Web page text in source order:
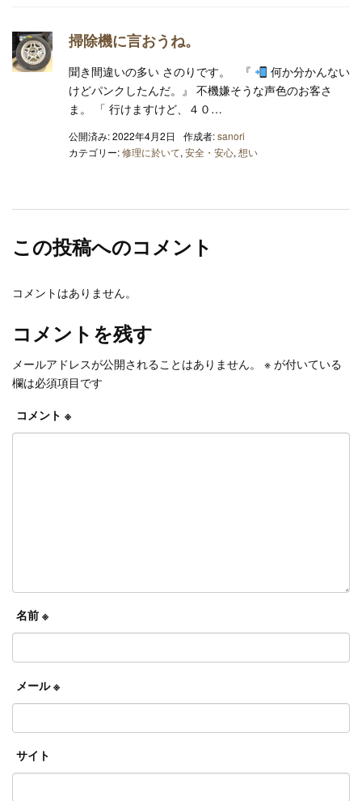
掃除機に言おうね。
聞き間違いの多い さのりです。 『
何か分かんない
けどパンクしたんだ。』 不機嫌そうな声色のお客さ
ま。 「 行けますけど、４０…
公開済み: 2022年4月2日 作成者:sanori
カテゴリー:修理に於いて, 安全・安心, 想い
この投稿へのコメント
コメントはありません。
コメントを残す
メールアドレスが公開されることはありません。 ※ が付いている
欄は必須項目です
コメント ※
名前 ※
メール※
サイト